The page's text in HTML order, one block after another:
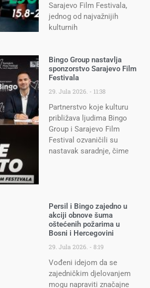
Sarajevo Film Festivala,
jednog od najvažnijih
kulturnih
Bingo Group nastavlja
sponzorstvo Sarajevo Film
Festivala
29. Jula 2026. 11:38
Partnerstvo koje kulturu
približava ljudima Bingo
Group i Sarajevo Film
Festival ozvaničili su
nastavak saradnje, čime
Persil i Bingo zajedno u
akciji obnove šuma
oštećenih požarima u
Bosni i Hercegovini
29. Jula 2026. 8:19
Vođeni idejom da se
zajedničkim djelovanjem
mogu napraviti značajne